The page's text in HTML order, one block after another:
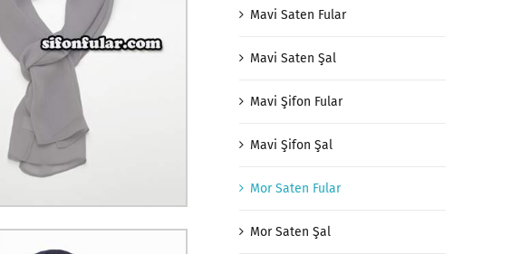
Mavi Saten Fular
Mavi Saten Şal
Mavi Şifon Fular
Mavi Şifon Şal
Mor Saten Fular
Mor Saten Şal